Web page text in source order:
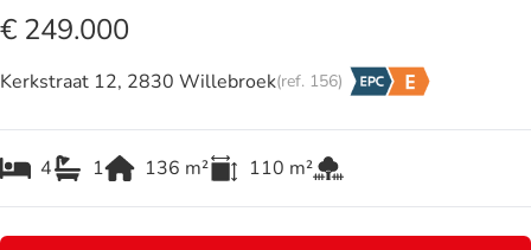
€ 249.000
Kerkstraat 12, 2830 Willebroek(ref. 156)
4 1 136 m² 110 m²